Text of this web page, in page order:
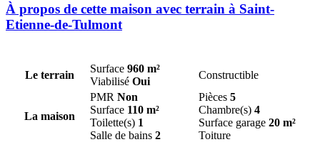
À propos de cette maison avec terrain à Saint-
Etienne-de-Tulmont
Le terrain
Surface 960 m²
Viabilisé Oui
Constructible
La maison
PMR Non
Surface 110 m²
Toilette(s) 1
Salle de bains 2
Pièces 5
Chambre(s) 4
Surface garage 20 m²
Toiture